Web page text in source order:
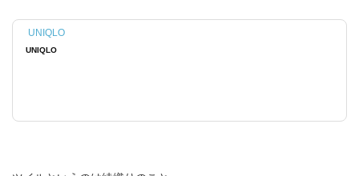
UNIQLO
UNIQLO